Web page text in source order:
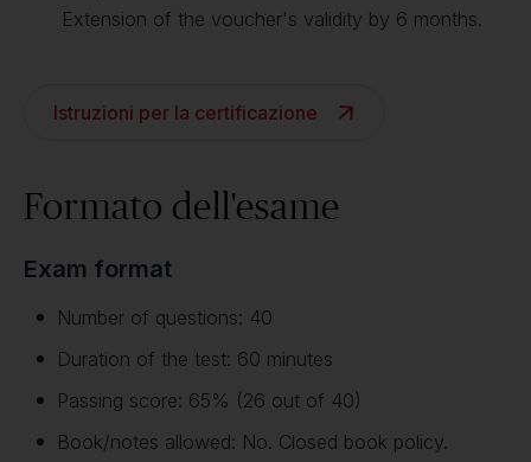
Extension of the voucher's validity by 6 months.
Istruzioni per la certificazione
Formato dell'esame
Exam format
Number of questions: 40
Duration of the test: 60 minutes
Passing score: 65% (26 out of 40)
Book/notes allowed: No. Closed book policy.